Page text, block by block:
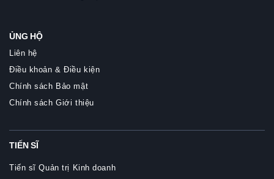
ỦNG HỘ
Liên hệ
Điều khoản & Điều kiện
Chính sách Bảo mật
Chính sách Giới thiệu
TIẾN SĨ
Tiến sĩ Quản trị Kinh doanh